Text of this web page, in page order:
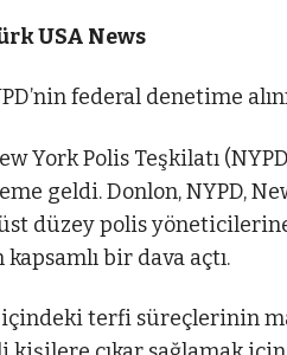
USA News
federal denetime
York Polis Teşkilatı
geldi. Donlon, NYPD,
düzey polis
kapsamlı bir dava açtı.
terfi süreçlerinin